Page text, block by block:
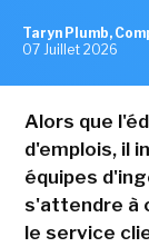
Taryn Plumb,
07 Juillet 2026
Alors que
d'emplois, il
équipes
s'attendre à
le service